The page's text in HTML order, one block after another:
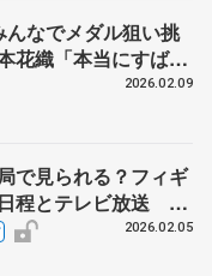
なでメダル狙い挑
花織「本当にすばら
【ミラノ五輪団体戦
2026.02.09
で見られる？フィギ
程とテレビ放送 ミ
冬季オリンピック
2026.02.05